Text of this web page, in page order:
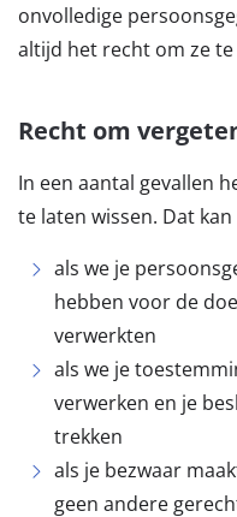
onvolledige
altijd het recht om ze
Recht om
In een aantal gevallen
te laten wissen. Dat
als we je
hebben voor de
verwerkten
als we je
verwerken en je
trekken
als je bezwaar
geen andere